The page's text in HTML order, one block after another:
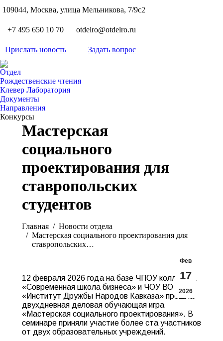
109044, Москва, улица Мельникова, 7/9с2
+7 495 650 10 70 otdelro@otdelro.ru
Прислать новость Задать вопрос
Отдел
Рождественские чтения
Клевер Лаборатория
Документы
Направления
Конкурсы
Мастерская
социального
проектирования для
ставропольских
студентов
Главная
Новости отдела
Мастерская социального проектирования для
ставропольских…
Фев
17
2026
12 февраля 2026 года на базе ЧПОУ колледжа
«Современная школа бизнеса» и ЧОУ ВО
«Институт Дружбы Народов Кавказа» прошла
двухдневная деловая обучающая игра
«Мастерская социального проектирования». В
семинаре приняли участие более ста участников
от двух образовательных учреждений.